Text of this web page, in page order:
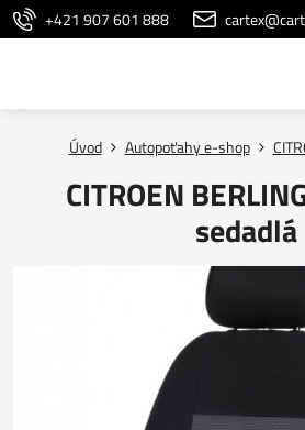
+421 907 601 888
Úvod Autopoťahy e-shop
CITROEN
sedadlá